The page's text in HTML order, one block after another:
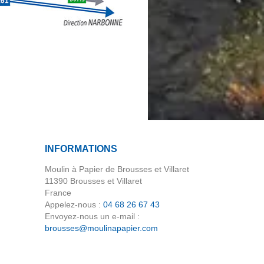
la
section
Accès
»
de
INFORMATIONS
Moulin à Papier de Brousses et Villaret
11390 Brousses et Villaret
France
Appelez-nous : 04 68 26 67 43
Envoyez-nous un e-mail :
brousses@moulinapapier.com